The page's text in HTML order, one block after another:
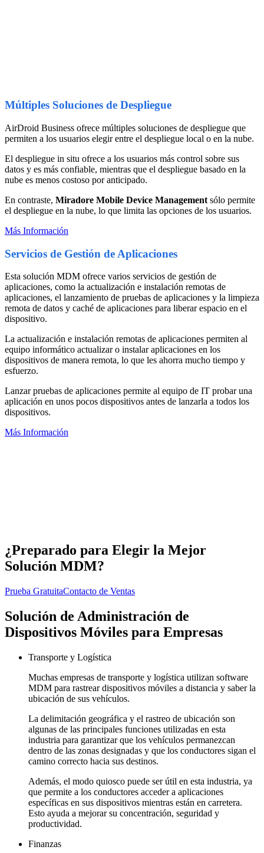
Múltiples Soluciones de Despliegue
AirDroid Business ofrece múltiples soluciones de despliegue que
permiten a los usuarios elegir entre el despliegue local o en la nube.
El despliegue in situ ofrece a los usuarios más control sobre sus
datos y es más confiable, mientras que el despliegue basado en la
nube es menos costoso por anticipado.
En contraste, Miradore Mobile Device Management sólo permite
el despliegue en la nube, lo que limita las opciones de los usuarios.
Más Información
Servicios de Gestión de Aplicaciones
Esta solución MDM ofrece varios servicios de gestión de
aplicaciones, como la actualización e instalación remotas de
aplicaciones, el lanzamiento de pruebas de aplicaciones y la limpieza
remota de datos y caché de aplicaciones para liberar espacio en el
dispositivo.
La actualización e instalación remotas de aplicaciones permiten al
equipo informático actualizar o instalar aplicaciones en los
dispositivos de manera remota, lo que les ahorra mucho tiempo y
esfuerzo.
Lanzar pruebas de aplicaciones permite al equipo de IT probar una
aplicación en unos pocos dispositivos antes de lanzarla a todos los
dispositivos.
Más Información
¿Preparado para Elegir la Mejor
Solución MDM?
Prueba GratuitaContacto de Ventas
Solución de Administración de
Dispositivos Móviles para Empresas
Transporte y Logística
Muchas empresas de transporte y logística utilizan software
MDM para rastrear dispositivos móviles a distancia y saber la
ubicación de sus vehículos.
La delimitación geográfica y el rastreo de ubicación son
algunas de las principales funciones utilizadas en esta
industria para garantizar que los vehículos permanezcan
dentro de las zonas designadas y que los conductores sigan el
camino correcto hacia sus destinos.
Además, el modo quiosco puede ser útil en esta industria, ya
que permite a los conductores acceder a aplicaciones
específicas en sus dispositivos mientras están en carretera.
Esto ayuda a mejorar su concentración, seguridad y
productividad.
Finanzas